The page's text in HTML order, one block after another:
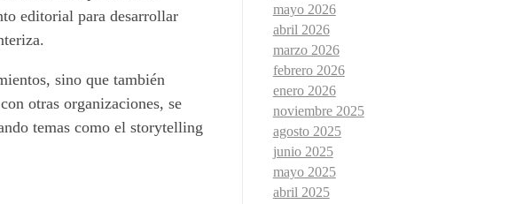
editorial para desarrollar
sino que también
otras organizaciones, se
temas como el storytelling
mayo 2026
abril 2026
marzo 2026
febrero 2026
enero 2026
noviembre 2025
agosto 2025
junio 2025
mayo 2025
abril 2025